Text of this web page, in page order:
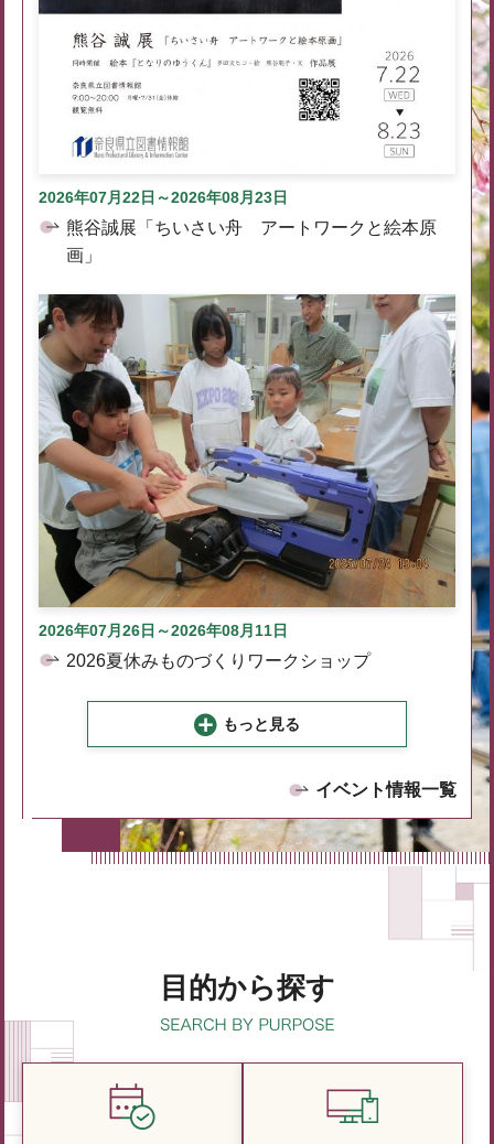
2026年07月22日～2026年08月23日
熊谷誠展「ちいさい舟 アートワークと絵本原
画」
2026年07月26日～2026年08月11日
2026夏休みものづくりワークショップ
もっと見る
イベント情報一覧
目的から探す